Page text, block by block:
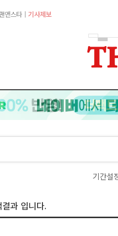
앤스타 기사제보
기간설
과 입니다.